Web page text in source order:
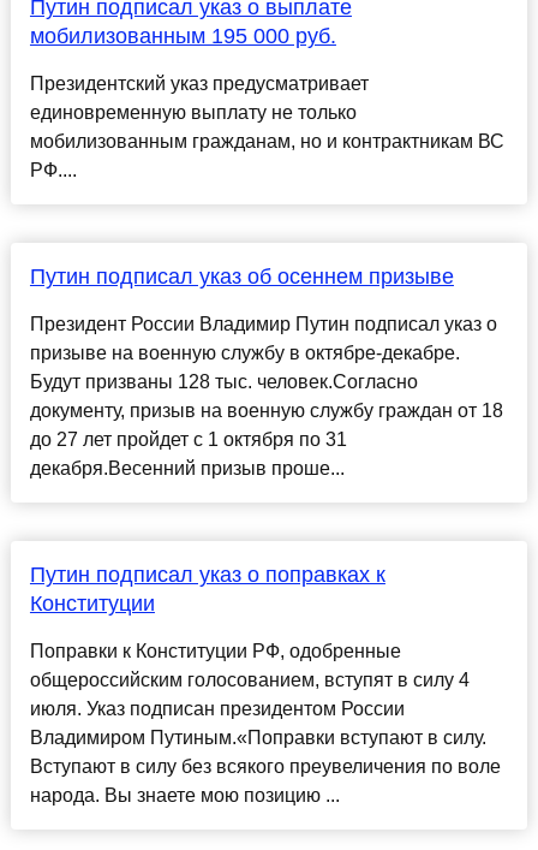
Путин подписал указ о выплате
мобилизованным 195 000 руб.
Президентский указ предусматривает
единовременную выплату не только
мобилизованным гражданам, но и контрактникам ВС
РФ....
Путин подписал указ об осеннем призыве
Президент России Владимир Путин подписал указ о
призыве на военную службу в октябре-декабре.
Будут призваны 128 тыс. человек.Согласно
документу, призыв на военную службу граждан от 18
до 27 лет пройдет с 1 октября по 31
декабря.Весенний призыв проше...
Путин подписал указ о поправках к
Конституции
Поправки к Конституции РФ, одобренные
общероссийским голосованием, вступят в силу 4
июля. Указ подписан президентом России
Владимиром Путиным.«Поправки вступают в силу.
Вступают в силу без всякого преувеличения по воле
народа. Вы знаете мою позицию ...